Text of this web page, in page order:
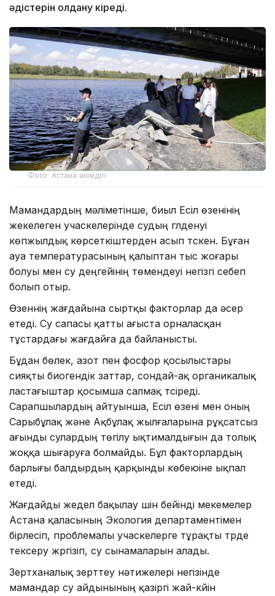
әдістерін қолдану кіреді.
Фото: Астана әкімдігі
Мамандардың мәліметінше, биыл Есіл өзенінің
жекелеген учаскелерінде судың гүлденуі
көпжылдық көрсеткіштерден асып түскен. Бұған
ауа температурасының қалыптан тыс жоғары
болуы мен су деңгейінің төмендеуі негізгі себеп
болып отыр.
Өзеннің жағдайына сыртқы факторлар да әсер
етеді. Су сапасы қатты ағыста орналасқан
тұстардағы жағдайға да байланысты.
Бұдан бөлек, азот пен фосфор қосылыстары
сияқты биогендік заттар, сондай-ақ органикалық
ластағыштар қосымша салмақ түсіреді.
Сарапшылардың айтуынша, Есіл өзені мен оның
Сарыбұлақ және Ақбұлақ жылғаларына рұқсатсыз
ағынды сулардың төгілу ықтималдығын да толық
жоққа шығаруға болмайды. Бұл факторлардың
барлығы балдырдың қарқынды көбеюіне ықпал
етеді.
Жағдайды жедел бақылау үшін бейінді мекемелер
Астана қаласының Экология департаментімен
бірлесіп, проблемалы учаскелерге тұрақты түрде
тексеру жүргізіп, су сынамаларын алады.
Зертханалық зерттеу нәтижелері негізінде
мамандар су айдынының қазіргі жай-күйін